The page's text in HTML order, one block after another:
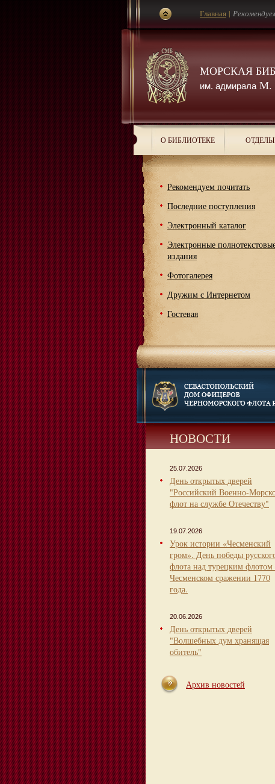
МОРСКАЯ
им. адмиралаМ.
Главная |
О БИБЛИОТЕКЕ ОТДЕЛЫ
Рекомендуем почитать
Последние поступления
Электронный каталог
Электронные
издания
Фотогалерея
Дружим с Интернетом
Гостевая
НОВОСТИ
25.07.2026
День открытых дверей
"Российский Военно-
флот на службе Отечеству"
19.07.2026
Урок истории «Чесменский
гром». День победы
флота над турецким флотом
Чесменском сражении 1770
года.
20.06.2026
День открытых дверей
"Волшебных дум хранящая
обитель"
Архив новостей